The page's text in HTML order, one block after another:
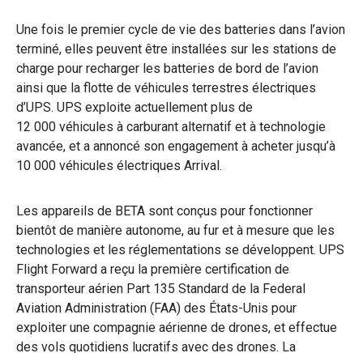
Une fois le premier cycle de vie des batteries dans l’avion
terminé, elles peuvent être installées sur les stations de
charge pour recharger les batteries de bord de l’avion
ainsi que la flotte de véhicules terrestres électriques
d’UPS. UPS exploite actuellement plus de
12 000 véhicules à carburant alternatif et à technologie
avancée, et a annoncé son engagement à acheter jusqu’à
10 000 véhicules électriques Arrival.
Les appareils de BETA sont conçus pour fonctionner
bientôt de manière autonome, au fur et à mesure que les
technologies et les réglementations se développent. UPS
Flight Forward a reçu la première certification de
transporteur aérien Part 135 Standard de la Federal
Aviation Administration (FAA) des États-Unis pour
exploiter une compagnie aérienne de drones, et effectue
des vols quotidiens lucratifs avec des drones. La